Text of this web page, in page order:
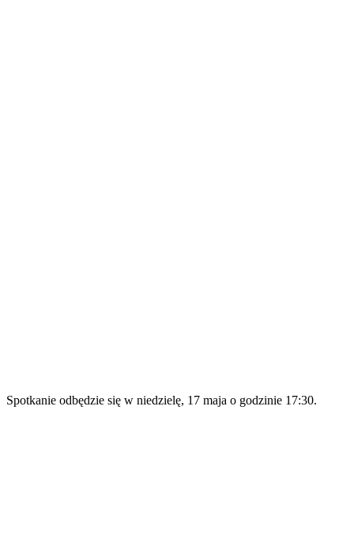
Spotkanie odbędzie się w niedzielę, 17 maja o godzinie 17:30.